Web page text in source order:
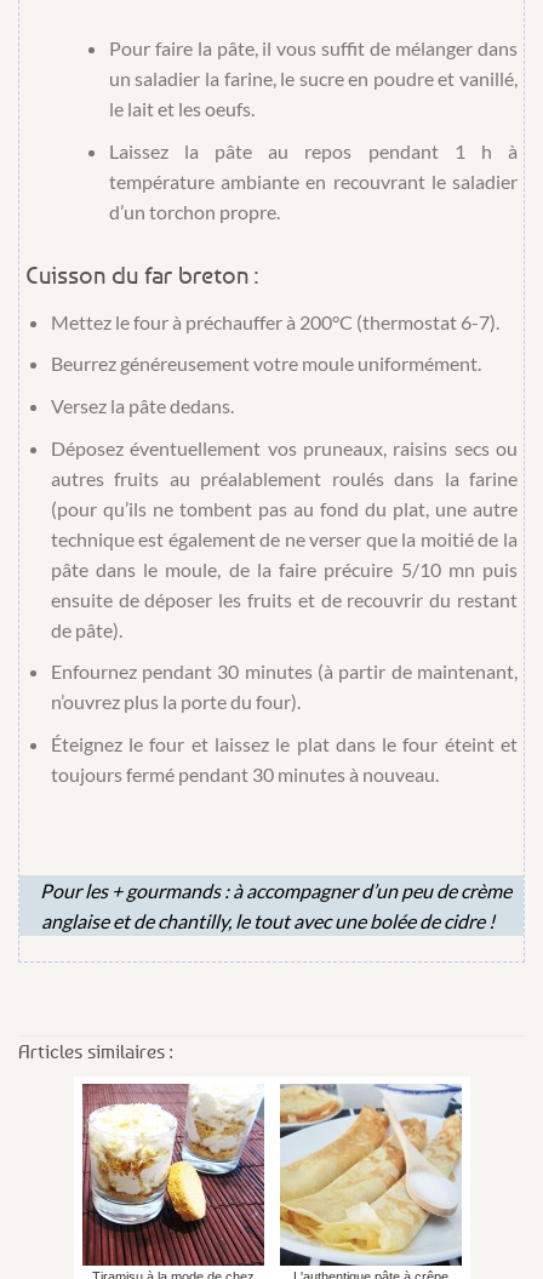
Pour faire la pâte, il vous suffit de mélanger dans
un saladier la farine, le sucre en poudre et vanillé,
le lait et les oeufs.
Laissez la pâte au repos pendant 1 h à
température ambiante en recouvrant le saladier
d’un torchon propre.
Cuisson du far breton :
Mettez le four à préchauffer à 200°C (thermostat 6-7).
Beurrez généreusement votre moule uniformément.
Versez la pâte dedans.
Déposez éventuellement vos pruneaux, raisins secs ou
autres fruits au préalablement roulés dans la farine
(pour qu’ils ne tombent pas au fond du plat, une autre
technique est également de ne verser que la moitié de la
pâte dans le moule, de la faire précuire 5/10 mn puis
ensuite de déposer les fruits et de recouvrir du restant
de pâte).
Enfournez pendant 30 minutes (à partir de maintenant,
n’ouvrez plus la porte du four).
Éteignez le four et laissez le plat dans le four éteint et
toujours fermé pendant 30 minutes à nouveau.
Pour les + gourmands : à accompagner d’un peu de crème
anglaise et de chantilly, le tout avec une bolée de cidre !
Articles similaires :